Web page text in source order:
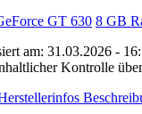
GT 630 8 GB
am: 31.03.2026 -
Kontrolle